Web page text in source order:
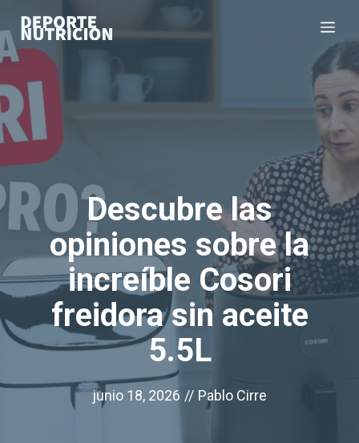
al
contenido
Descubre las
opiniones sobre la
increíble Cosori
freidora sin aceite
5.5L
junio 18, 2026 // Pablo Cirre